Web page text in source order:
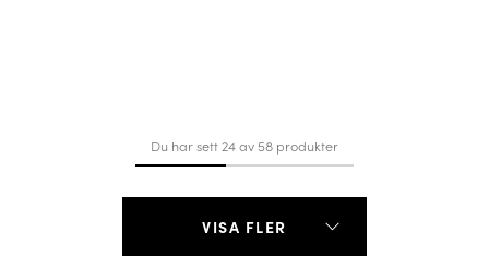
Du har sett 24 av 58 produkter
VISA FLER